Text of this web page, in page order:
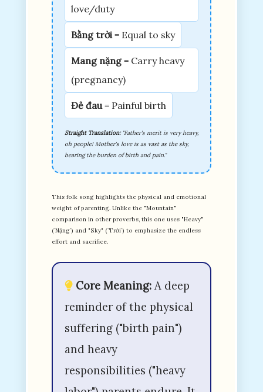
love/duty
Bằng trời= Equal to sky
Mang nặng= Carry heavy
(pregnancy)
Đẻ đau= Painful birth
Straight Translation:"Father's merit is very heavy,
oh people! Mother's love is as vast as the sky,
bearing the burden of birth and pain."
This folk song highlights the physical and emotional
weight of parenting. Unlike the "Mountain"
comparison in other proverbs, this one uses "Heavy"
(`Nặng`) and "Sky" (`Trời`) to emphasize the endless
effort and sacrifice.
Core Meaning: A deep
reminder of the physical
suffering ("birth pain")
and heavy
responsibilities ("heavy